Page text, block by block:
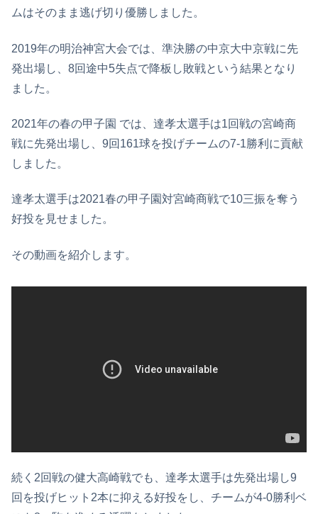
ムはそのまま逃げ切り優勝しました。
2019年の明治神宮大会では、準決勝の中京大中京戦に先
発出場し、8回途中5失点で降板し敗戦という結果となり
ました。
2021年の春の甲子園 では、達孝太選手は1回戦の宮崎商
戦に先発出場し、9回161球を投げチームの7-1勝利に貢献
しました。
達孝太選手は2021春の甲子園対宮崎商戦で10三振を奪う
好投を見せました。
その動画を紹介します。
続く2回戦の健大高崎戦でも、達孝太選手は先発出場し9
回を投げヒット2本に抑える好投をし、チームが4-0勝利ベ